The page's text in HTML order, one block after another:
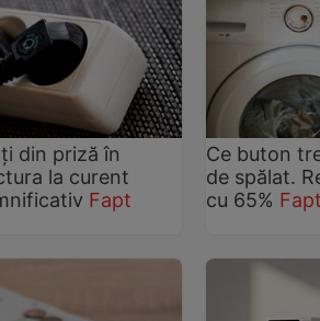
din priză în
la curent
Fapt
Ce buton
de spălat.
cu 65%